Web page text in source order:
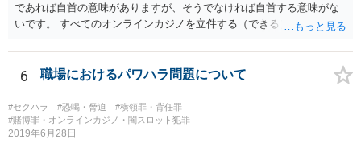
であれば自首の意味がありますが、そうでなければ自首する意味がな
いです。 すべてのオンラインカジノを立件する（できる）わけでもな
6 職場におけるパワハラ問題について
#セクハラ #恐喝・脅迫
#横領罪・背任罪
#賭博罪・オンラインカジノ・闇スロット犯罪
2019年6月28日